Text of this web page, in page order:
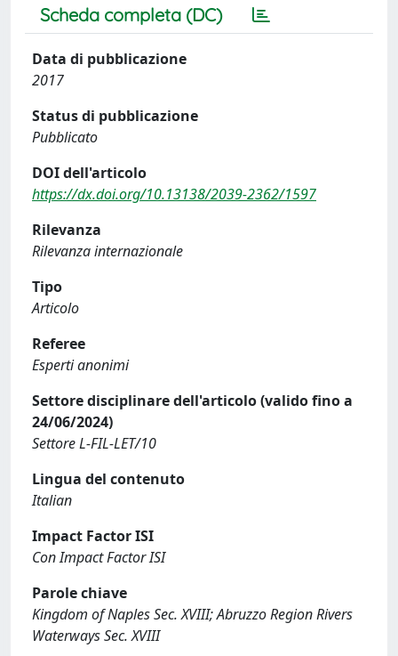
Scheda completa (DC)
Data di pubblicazione
2017
Status di pubblicazione
Pubblicato
DOI dell'articolo
https://dx.doi.org/10.13138/2039-2362/1597
Rilevanza
Rilevanza internazionale
Tipo
Articolo
Referee
Esperti anonimi
Settore disciplinare dell'articolo (valido fino a
24/06/2024)
Settore L-FIL-LET/10
Lingua del contenuto
Italian
Impact Factor ISI
Con Impact Factor ISI
Parole chiave
Kingdom of Naples Sec. XVIII; Abruzzo Region Rivers
Waterways Sec. XVIII